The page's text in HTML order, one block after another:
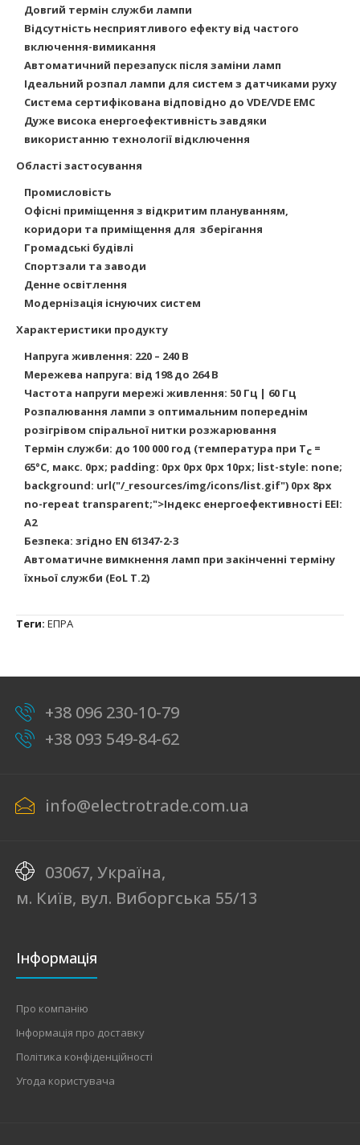
Довгий термін служби лампи
Відсутність несприятливого ефекту від частого
включення-вимикання
Автоматичний перезапуск після заміни ламп
Ідеальний розпал лампи для систем з датчиками руху
Система сертифікована відповідно до VDE/VDE EMC
Дуже висока енергоефективність завдяки
використанню технології відключення
Області застосування
Промисловість
Офісні приміщення з відкритим плануванням,
коридори та приміщення для зберігання
Громадські будівлі
Спортзали та заводи
Денне освітлення
Модернізація існуючих систем
Характеристики продукту
Напруга живлення: 220 – 240 В
Мережева напруга: від 198 до 264 В
Частота напруги мережі живлення: 50 Гц | 60 Гц
Розпалювання лампи з оптимальним попереднім
розігрівом спіральної нитки розжарювання
Термін служби: до 100 000 год (температура при Tc =
65°C, макс. 0px; padding: 0px 0px 0px 10px; list-style: none;
background: url("/_resources/img/icons/list.gif") 0px 8px
no-repeat transparent;">Індекс енергоефективності EEI:
A2
Безпека: згідно EN 61347-2-3
Автоматичне вимкнення ламп при закінченні терміну
їхньої служби (EoL T.2)
Теги: ЕПРА
+38 096 230-10-79
+38 093 549-84-62
info@electrotrade.com.ua
03067, Україна,
м. Київ, вул. Виборгська 55/13
Інформація
Про компанію
Інформація про доставку
Політика конфіденційності
Угода користувача